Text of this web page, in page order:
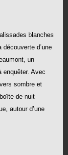
blanches
d’une
un
enquêter. Avec
sombre et
de nuit
autour d’une